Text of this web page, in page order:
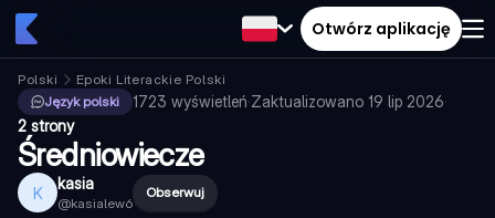
Otwórz aplikację
Polski
Epoki Literackie Polski
Język polski
1723 wyświetleń·Zaktualizowano 19 lip 2026·
2 strony
Średniowiecze
K kasia
@kasialew6
Obserwuj